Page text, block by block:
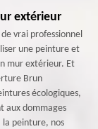
extérieur
vrai professionnel
une peinture et
mur extérieur. Et
Brun
écologiques,
aux dommages
la peinture, nos